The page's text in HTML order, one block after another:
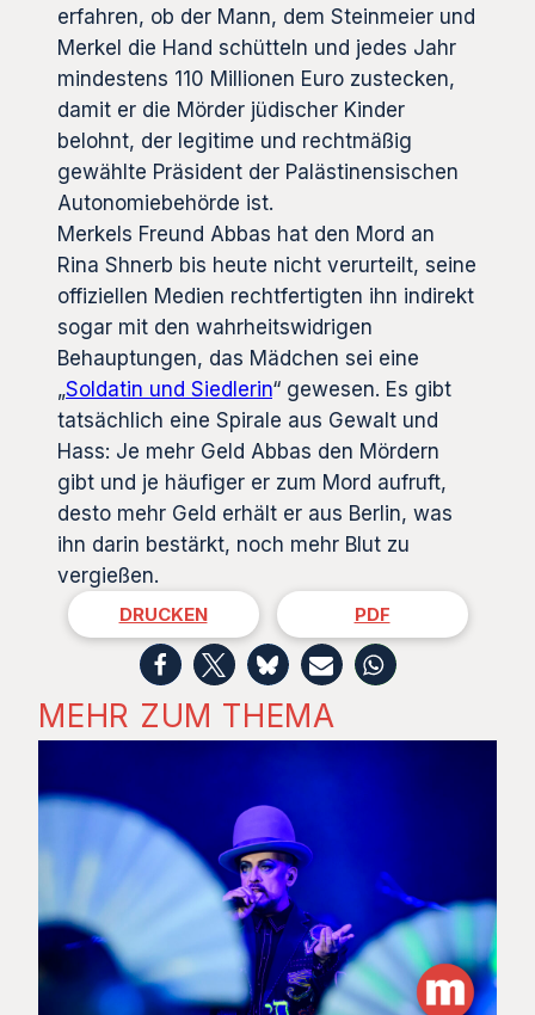
erfahren, ob der Mann, dem Steinmeier und
Merkel die Hand schütteln und jedes Jahr
mindestens 110 Millionen Euro zustecken,
damit er die Mörder jüdischer Kinder
belohnt, der legitime und rechtmäßig
gewählte Präsident der Palästinensischen
Autonomiebehörde ist.
Merkels Freund Abbas hat den Mord an
Rina Shnerb bis heute nicht verurteilt, seine
offiziellen Medien rechtfertigten ihn indirekt
sogar mit den wahrheitswidrigen
Behauptungen, das Mädchen sei eine
„Soldatin und Siedlerin“ gewesen. Es gibt
tatsächlich eine Spirale aus Gewalt und
Hass: Je mehr Geld Abbas den Mördern
gibt und je häufiger er zum Mord aufruft,
desto mehr Geld erhält er aus Berlin, was
ihn darin bestärkt, noch mehr Blut zu
vergießen.
DRUCKEN PDF
MEHR ZUM THEMA